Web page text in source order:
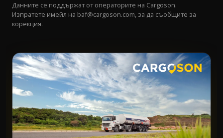
Данните се поддържат от операторите на Cargoson.
Изпратете имейл на baf@cargoson.com, за да съобщите за
корекция.